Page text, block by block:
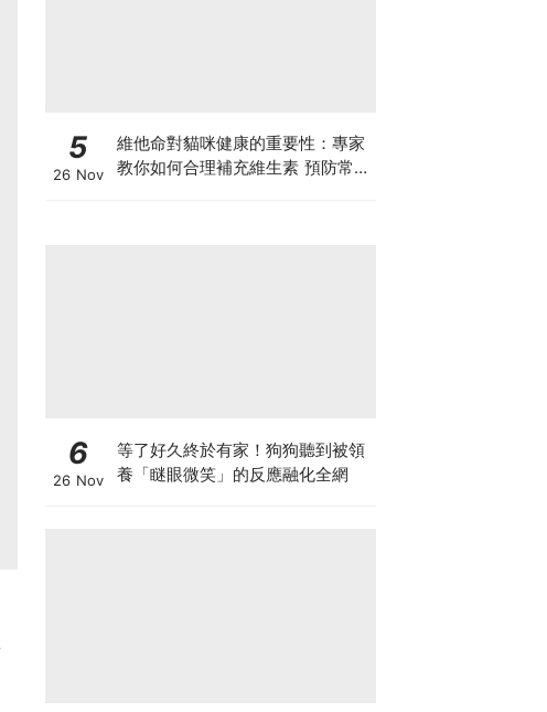
5
26 Nov
維他命對貓咪健康的重要性：專家
教你如何合理補充維生素 預防常見
6
26 Nov
等了好久終於有家！狗狗聽到被領
養「瞇眼微笑」的反應融化全網